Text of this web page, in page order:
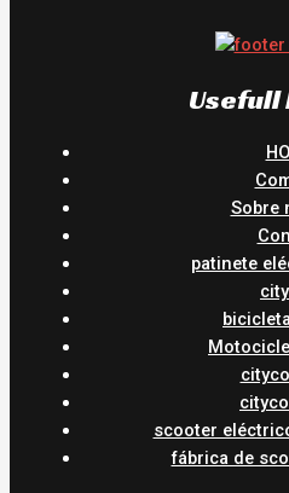
Usefull
Sobre
patinete
scooter
fábrica de